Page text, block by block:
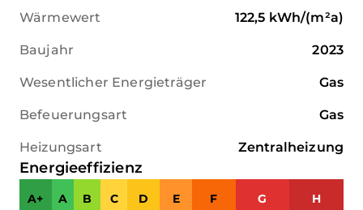
Wärmewert 122,5 kWh/(m²a)
Baujahr 2023
Wesentlicher Energieträger Gas
Befeuerungsart Gas
Heizungsart Zentralheizung
Energieeffizienz
A+ A B C D E F G H